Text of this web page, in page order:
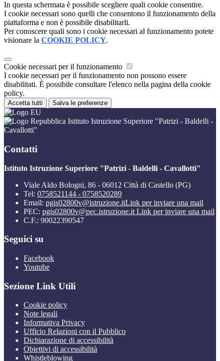
In questa schermata è possibile scegliere quali cookie consentire.
I cookie necessari sono quelli che consentono il funzionamento della
piattaforma e non è possibile disabilitarli.
Per conoscere quali sono i cookie necessari al funzionamento potete
visionare la COOKIE POLICY.
Cookie necessari per il funzionamento
I cookie necessari per il funzionamento non possono essere
disabilitati. È possibile consultare l'elenco nella pagina della cookie
policy.
Accetta tutti Salva le preferenze
Istituto Istruzione Superiore "Patrizi - Baldelli -
Cavallotti"
Contatti
Istituto Istruzione Superiore "Patrizi - Baldelli - Cavallotti"
Viale Aldo Bologni, 86 - 06012 Città di Castello (PG)
Tel: 0758521144 - 0758520289
Email: pgis02800v@istruzione.itLink per inviare una mail
PEC: pgis02800v@pec.istruzione.it Link per inviare una mail
C.F.: 90022390547
Seguici su
Facebook
Youtube
Sezione Link Utili
Cookie policy
Note legali
Informativa Privacy
Ufficio Relazioni con il Pubblico
Dichiarazione di accessibilità
Obiettivi di accessibilità
Whistleblowing